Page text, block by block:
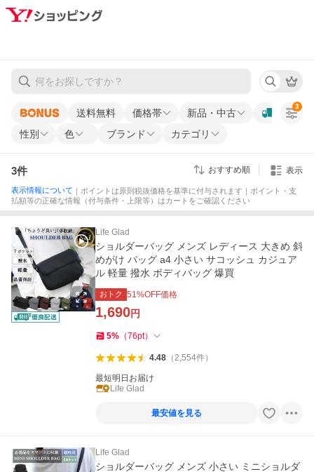
送料無料 価格帯
新品・中古
性別
色 ブランド カテゴリ
3
3件 おすすめ順 表示
表示情報について ｜ポイントは原則税抜価格を基準に付与されます｜ポイント・支
払額等の正確な情報（付与条件・上限等）はカートをご確認ください
Life Glad
ショルダーバッグ メンズ レディース 大きめ 斜
めがけ バッグ a4 小さい サコッシュ カジュア
ル 軽量 撥水 ボディバッグ 爆買
おトク 51%OFF価格
1,690円
5% （76pt）
4.48（2,554件）
最短明日お届け
Life Glad
最安値を見る
Life Glad
ショルダーバッグ メンズ 小さい ミニショルダ